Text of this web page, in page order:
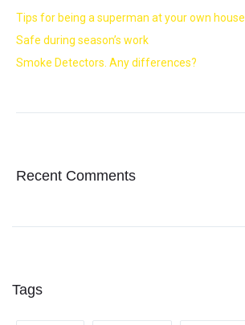
Tips for being a superman at your own house
Safe during season’s work
Smoke Detectors. Any differences?
Recent Comments
Tags